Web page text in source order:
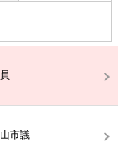
市議